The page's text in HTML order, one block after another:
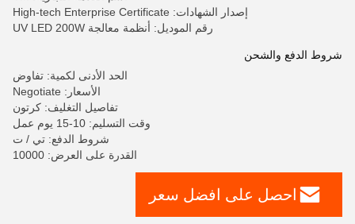
إصدار الشهادات: High-tech Enterprise Certificate
رقم الموديل: أنظمة معالجة UV LED 200W
شروط الدفع والشحن
الحد الأدنى لكمية: تفاوض
الأسعار: Negotiate
تفاصيل التغليف: كرتون
وقت التسليم: 10-15 يوم عمل
شروط الدفع: تي / ت
القدرة على العرض: 10000
احصل على افضل سعر